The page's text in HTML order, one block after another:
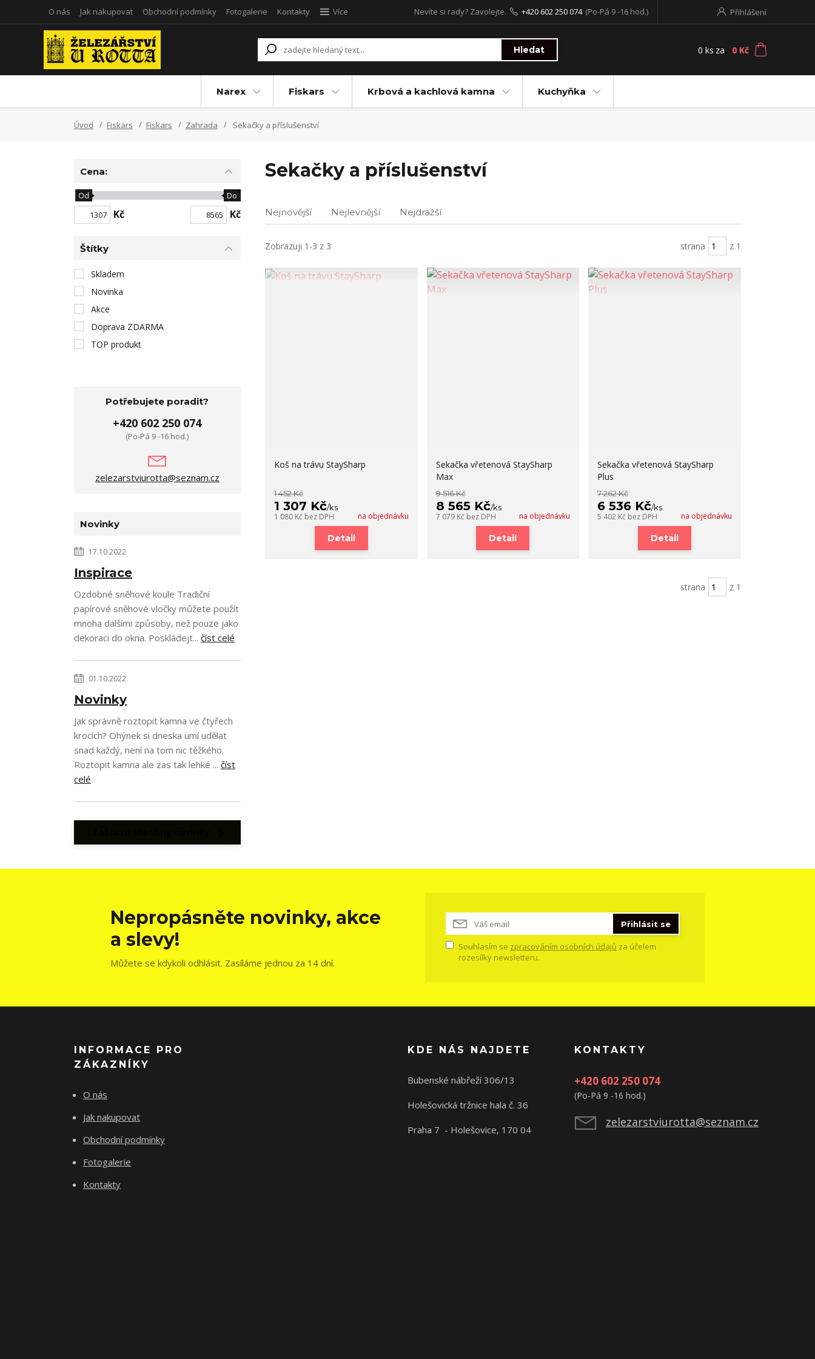
O nás Jak nakupovat Obchodní podmínky Fotogalerie Kontakty Více Přihlášení
Hledat
Nevíte si rady? Zavolejte. +420 602 250 074 (Po-Pá 9 -16 hod.)
0 ks za 0 Kč
Narex Fiskars Krbová a kachlová kamna Kuchyňka
Úvod Fiskars Fiskars Zahrada Sekačky a příslušenství
Sekačky a příslušenství
Nejnovější Nejlevnější Nejdražší
Zobrazuji 1-3 z 3 strana z 1
Koš na trávu StaySharp
1 452 Kč
1 307 Kč/ks
1 080 Kč bez DPH na objednávku
Detail
Sekačka vřetenová StaySharp
Max
9 516 Kč
8 565 Kč/ks
7 079 Kč bez DPH na objednávku
Detail
Sekačka vřetenová StaySharp
Plus
7 262 Kč
6 536 Kč/ks
5 402 Kč bez DPH na objednávku
Detail
strana z 1
Cena:
Kč
Od Do
Kč
Štítky
Skladem
Novinka
Akce
Doprava ZDARMA
TOP produkt
Potřebujete poradit?
+420 602 250 074
(Po-Pá 9 -16 hod.)
zelezarstviurotta@seznam.cz
Novinky
17.10.2022
Inspirace
Ozdobné sněhové koule Tradiční
papírové sněhové vločky můžete použít
mnoha dalšími způsoby, než pouze jako
dekoraci do okna. Poskládejt... číst celé
01.10.2022
Novinky
Jak správně roztopit kamna ve čtyřech
krocích? Ohýnek si dneska umí udělat
snad každý, není na tom nic těžkého.
Roztopit kamna ale zas tak lehké ... číst
celé
Nepropásněte novinky, akce
a slevy!
Můžete se kdykoli odhlásit. Zasíláme jednou za 14 dní.
Přihlásit se
Souhlasím se zpracováním osobních údajů za účelem
rozesílky newsletteru.
INFORMACE PRO
ZÁKAZNÍKY
O nás
Jak nakupovat
Obchodní podmínky
Fotogalerie
Kontakty
KDE NÁS NAJDETE
Bubenské nábřeží 306/13
Holešovická tržnice hala č. 36
Praha 7 - Holešovice, 170 04
KONTAKTY
+420 602 250 074
(Po-Pá 9 -16 hod.)
zelezarstviurotta@seznam.cz